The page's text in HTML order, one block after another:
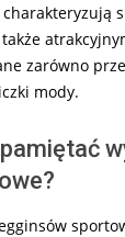
zarówno
mody.